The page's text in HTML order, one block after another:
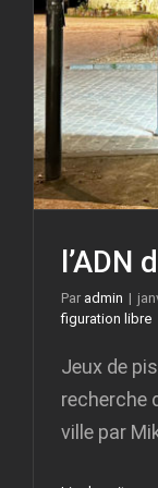
l’ADN
Par admin |
figuration libre
Jeux de
recherche
ville par